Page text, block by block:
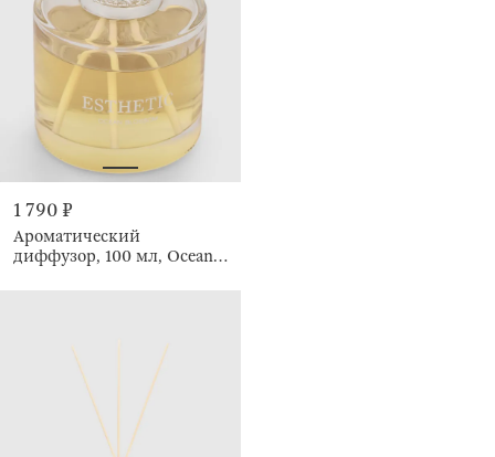
1 790 ₽
Ароматический
диффузор, 100 мл, Ocean